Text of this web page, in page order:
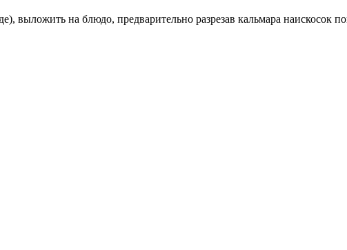
выложить на блюдо, предварительно разрезав кальмара наискосок